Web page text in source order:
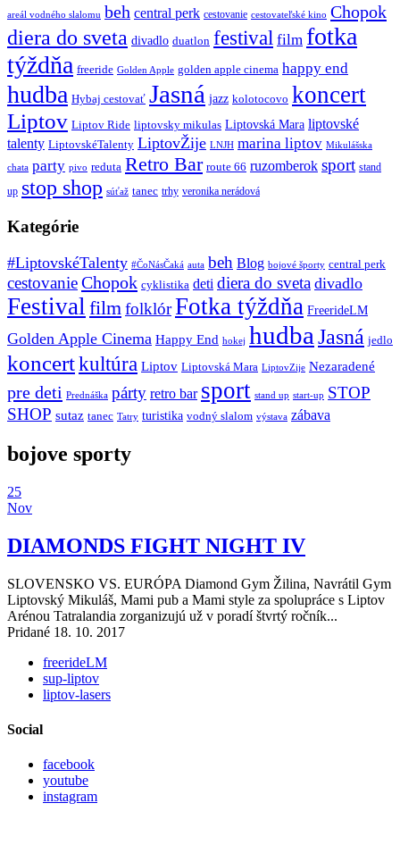
areál vodného slalomu beh central perk cestovanie cestovateľské kino Chopok
diera do sveta divadlo duatlon festival film fotka
týždňa freeride Golden Apple golden apple cinema happy end
hudba Hybaj cestovať Jasná jazz kolotocovo koncert
Liptov Liptov Ride liptovsky mikulas Liptovská Mara liptovské
talenty LiptovskéTalenty LiptovŽije LNJH marina liptov Mikulášska
chata party pivo reduta Retro Bar route 66 ruzomberok sport stand
up stop shop súťaž tanec trhy veronika nerádová
Kategórie
#LiptovskéTalenty #ČoNásČaká auta beh Blog bojové športy central perk
cestovanieChopok cyklistika deti diera do sveta divadlo
Festival filmfolklórFotka týždňa FreerideLM
Golden Apple Cinema Happy End hokej hudba Jasná jedlo
koncertkultúra Liptov Liptovská Mara LiptovZije Nezaradené
pre deti Prednáška párty retro bar sport stand up start-up STOP
SHOP sutaz tanec Tatry turistika vodný slalom výstava zábava
bojove sporty
25
Nov
DIAMONDS FIGHT NIGHT IV
SLOVENSKO VS. EURÓPA Diamond Gym Žilina, Navrátil Gym
Liptovský Mikuláš, Mami pub a Mami style za spolupráce s Liptov
Arénou Tatralandia zorganizujú už v poradí štvrtý ročník...
Pridané 18. 10. 2017
freerideLM
sup-liptov
liptov-lasers
Social
facebook
youtube
instagram